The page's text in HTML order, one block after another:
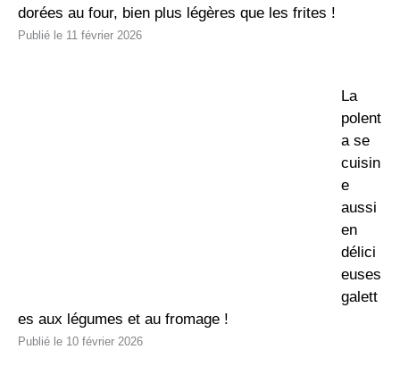
dorées au four, bien plus légères que les frites !
11 février 2026
La
polent
a se
cuisin
e
aussi
en
délici
euses
galett
es aux légumes et au fromage !
10 février 2026